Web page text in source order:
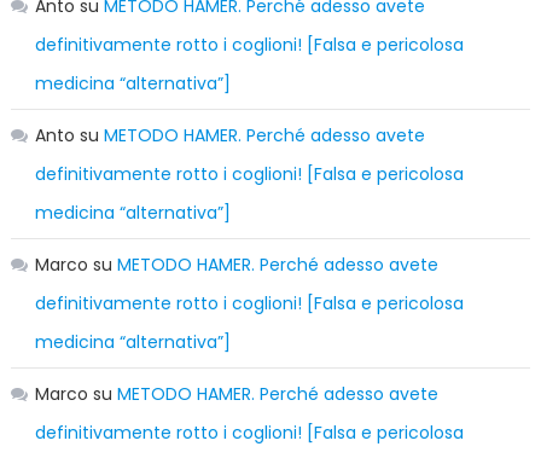
Anto su METODO HAMER. Perché adesso avete
definitivamente rotto i coglioni! [Falsa e pericolosa
medicina “alternativa”]
Anto su METODO HAMER. Perché adesso avete
definitivamente rotto i coglioni! [Falsa e pericolosa
medicina “alternativa”]
Marco su METODO HAMER. Perché adesso avete
definitivamente rotto i coglioni! [Falsa e pericolosa
medicina “alternativa”]
Marco su METODO HAMER. Perché adesso avete
definitivamente rotto i coglioni! [Falsa e pericolosa